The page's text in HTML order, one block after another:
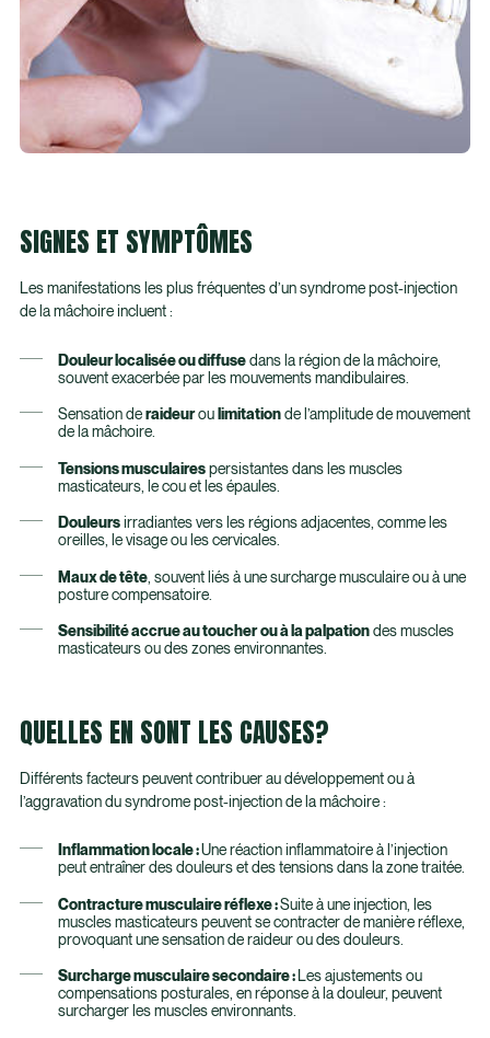
SIGNES ET SYMPTÔMES
Les manifestations les plus fréquentes d’un syndrome post-injection
de la mâchoire incluent :
Douleur localisée ou diffusedans la région de la mâchoire,
souvent exacerbée par les mouvements mandibulaires.
Sensation de raideurou limitationde l’amplitude de mouvement
de la mâchoire.
Tensions musculairespersistantes dans les muscles
masticateurs, le cou et les épaules.
Douleursirradiantes vers les régions adjacentes, comme les
oreilles, le visage ou les cervicales.
Maux de tête, souvent liés à une surcharge musculaire ou à une
posture compensatoire.
Sensibilité accrue au toucher ou à la palpationdes muscles
masticateurs ou des zones environnantes.
QUELLES EN SONT LES CAUSES?
Différents facteurs peuvent contribuer au développement ou à
l’aggravation du syndrome post-injection de la mâchoire :
Inflammation locale :Une réaction inflammatoire à l’injection
peut entraîner des douleurs et des tensions dans la zone traitée.
Contracture musculaire réflexe :Suite à une injection, les
muscles masticateurs peuvent se contracter de manière réflexe,
provoquant une sensation de raideur ou des douleurs.
Surcharge musculaire secondaire : Les ajustements ou
compensations posturales, en réponse à la douleur, peuvent
surcharger les muscles environnants.